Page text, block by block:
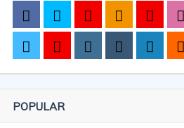
POPULAR